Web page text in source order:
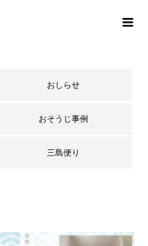
おしらせ
おそうじ事例
三島便り